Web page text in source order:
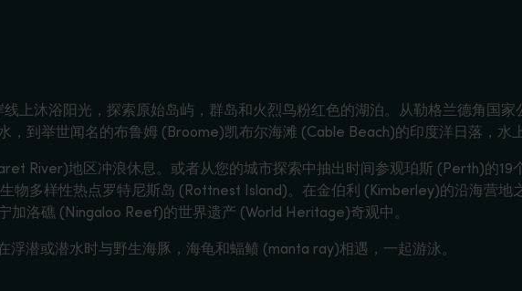
上沐浴阳光，探索原始岛屿，群岛和火烈鸟粉红色的湖泊。从勒格兰德角国
，到举世闻名的布鲁姆 (Broome)凯布尔海滩 (Cable Beach)的印度洋日落，水
River)地区冲浪休息。或者从您的城市探索中抽出时间参观珀斯 (Perth)的19
物多样性热点罗特尼斯岛 (Rottnest Island)。在金伯利 (Kimberley)的沿海营地
加洛礁 (Ningaloo Reef)的世界遗产 (World Heritage)奇观中。
浮潜或潜水时与野生海豚，海龟和蝠鲼 (manta ray)相遇，一起游泳。